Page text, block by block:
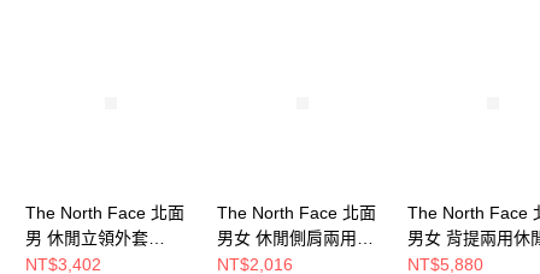
The North Face 北面
男 休閒立領外套
NF0A87V1QLI
NT$3,402
The North Face 北面
男女 休閒側肩兩用背
包 NF0A3KZU53R
NT$2,016
The North Face
男女 背提兩用休
行包
NT$5,880